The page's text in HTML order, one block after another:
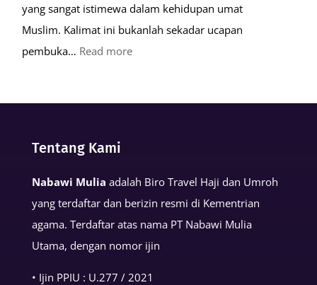
yang sangat istimewa dalam kehidupan umat
Muslim. Kalimat ini bukanlah sekadar ucapan
pembuka… Read more:
Muslim
Tentang Kami
Nabawi Mulia adalah Biro Travel Haji dan Umroh
yang terdaftar dan berizin resmi di Kementrian
agama. Terdaftar atas nama PT Nabawi Mulia
Utama, dengan nomor ijin
• Ijin PPIU : U.277 / 2021